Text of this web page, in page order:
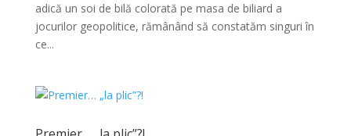
adică un soi de bilă colorată pe masa de biliard a
jocurilor geopolitice, rămânând să constatăm singuri în
ce...